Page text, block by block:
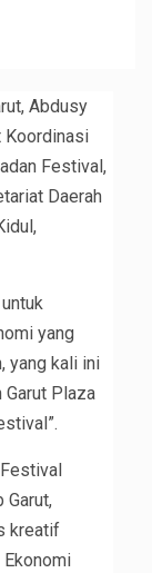
Abdusy
Koordinasi
Festival,
Daerah
yang
yang kali ini
Garut Plaza
Garut,
kreatif